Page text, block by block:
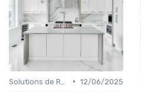
• 12/06/2025